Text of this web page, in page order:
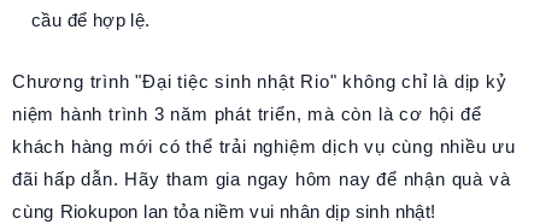
cầu để hợp lệ.
Chương trình "Đại tiệc sinh nhật Rio" không chỉ là dịp kỷ
niệm hành trình 3 năm phát triển, mà còn là cơ hội để
khách hàng mới có thể trải nghiệm dịch vụ cùng nhiều ưu
đãi hấp dẫn. Hãy tham gia ngay hôm nay để nhận quà và
cùng Riokupon lan tỏa niềm vui nhân dịp sinh nhật!